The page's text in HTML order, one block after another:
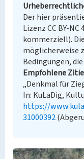
Der hier
Lizenz CC BY-
kommerziell).
möglicherweise
Bedingungen,
Empfohlene
„Denkmal für
In: KuLaDig,
https://
31000392